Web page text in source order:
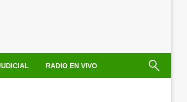
RADIO EN VIVO